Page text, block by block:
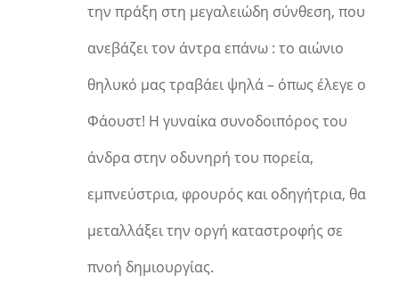
την πράξη στη μεγαλειώδη σύνθεση, που
ανεβάζει τον άντρα επάνω : το αιώνιο
θηλυκό μας τραβάει ψηλά – όπως έλεγε ο
Φάουστ! Η γυναίκα συνοδοιπόρος του
άνδρα στην οδυνηρή του πορεία,
εμπνεύστρια, φρουρός και οδηγήτρια, θα
μεταλλάξει την οργή καταστροφής σε
πνοή δημιουργίας.